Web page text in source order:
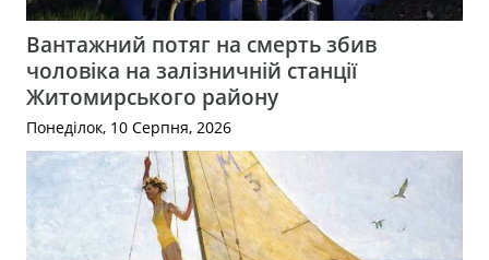
Вантажний потяг на смерть збив
чоловіка на залізничній станції
Житомирського району
Понеділок, 10 Серпня, 2026